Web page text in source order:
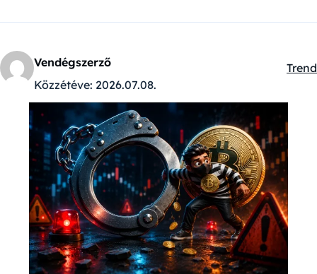
Vendégszerző
Közzétéve: 2026.07.08.
Trend